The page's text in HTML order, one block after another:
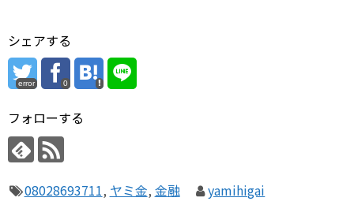
シェアする
error 0
フォローする
08028693711, ヤミ金, 金融 yamihigai